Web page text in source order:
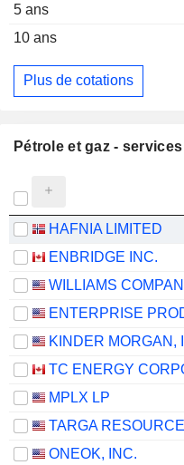
5 ans
10 ans
Plus de cotations
Pétrole et gaz -
HAFNIA LIMITED
ENBRIDGE INC.
KINDER MORGAN,
MPLX LP
ONEOK, INC.